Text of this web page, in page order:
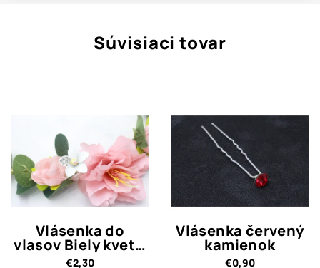
Súvisiaci tovar
Vlásenka do
vlasov Biely kvet s
kamienkami
€2,30
Vlásenka červený
kamienok
€0,90